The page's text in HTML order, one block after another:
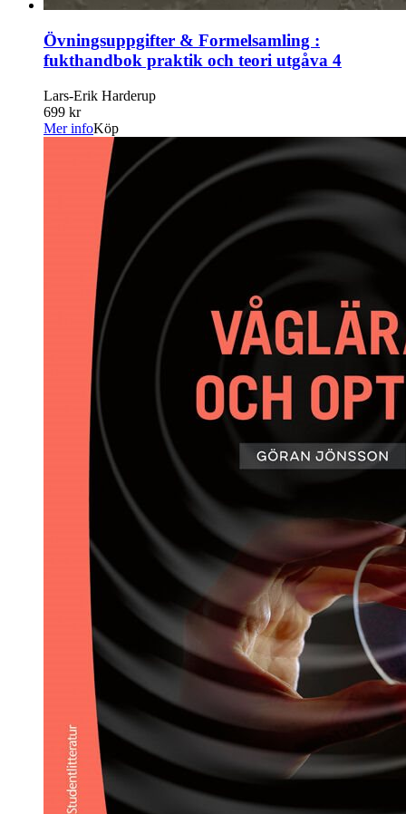
Övningsuppgifter & Formelsamling :
fukthandbok praktik och teori utgåva 4
Lars-Erik Harderup
699 kr
Mer infoKöp